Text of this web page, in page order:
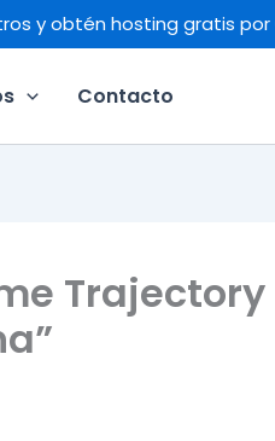
y obtén hosting gratis por
Contacto